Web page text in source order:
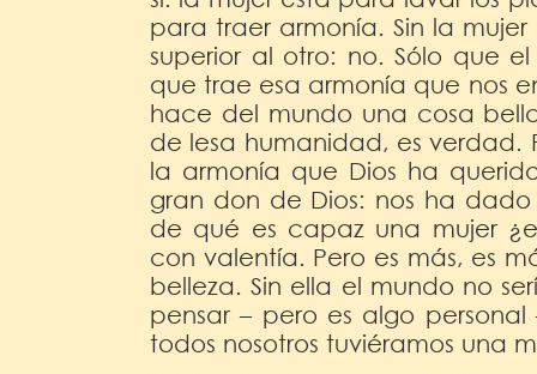
para traer armonía. Sin la
superior al otro: no. Sólo que
que trae esa armonía que nos
hace del mundo una cosa
de lesa humanidad, es verdad.
la armonía que Dios ha
gran don de Dios: nos ha
de qué es capaz una mujer
con valentía. Pero es más, es
belleza. Sin ella el mundo no
pensar – pero es algo
todos nosotros tuviéramos una